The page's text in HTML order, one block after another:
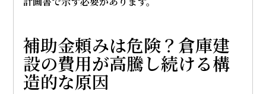
補助金頼みは危険？倉庫建
設の費用が高騰し続ける構
造的な原因